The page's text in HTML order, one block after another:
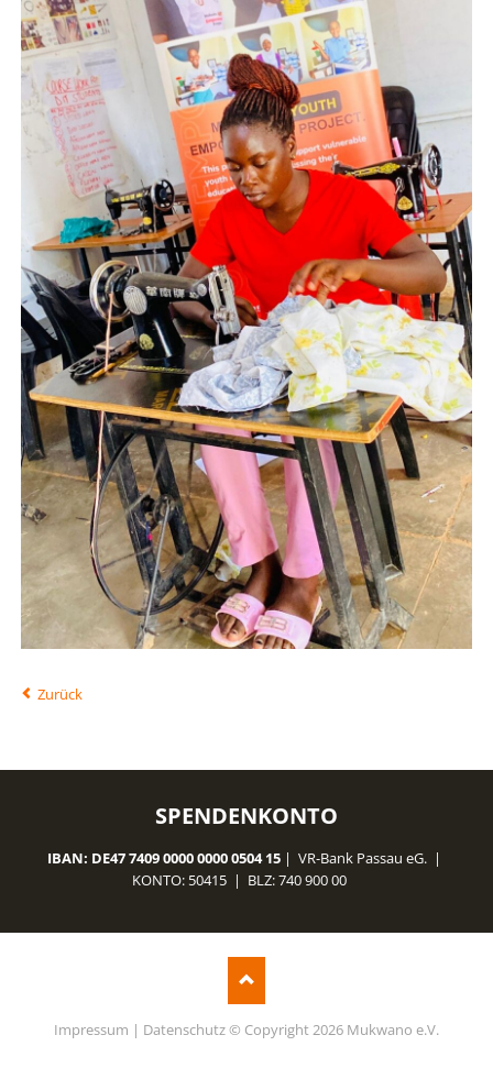
Zurück
SPENDENKONTO
IBAN: DE47 7409 0000 0000 0504 15 | VR-Bank Passau eG. |
KONTO: 50415 | BLZ: 740 900 00
Impressum | Datenschutz© Copyright 2026 Mukwano e.V.